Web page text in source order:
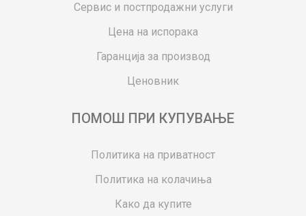
Сервис и постпродажни услуги
Цена на испорака
Гаранција за производ
Ценовник
ПОМОШ ПРИ КУПУВАЊЕ
Политика на приватност
Политика на колачиња
Како да купите